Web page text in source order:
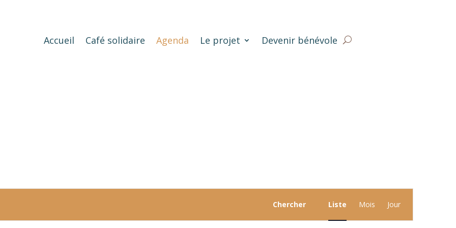
Accueil Café solidaire Agenda Le projet Devenir bénévole
Chercher
de
vues
Liste Mois Jour